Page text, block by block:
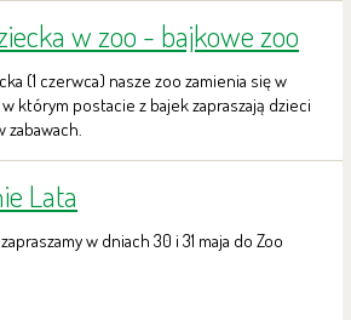
w zoo - bajkowe zoo
(1 czerwca) nasze zoo zamienia się w
którym postacie z bajek zapraszają dzieci
zabawach.
Lata
w dniach 30 i 31 maja do Zoo